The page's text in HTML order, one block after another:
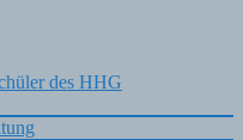
des HHG